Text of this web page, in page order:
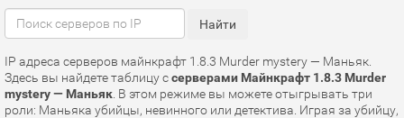
IP адреса серверов майнкрафт 1.8.3 Murder mystery — Маньяк.
Здесь вы найдете таблицу ссерверами Майнкрафт 1.8.3 Murder
mystery — Маньяк . В этом режиме вы можете отыгрывать три
роли: Маньяка убийцы, невинного или детектива. Играя за убийцу,